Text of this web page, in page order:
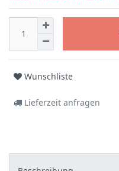
Wunschliste
Lieferzeit anfragen